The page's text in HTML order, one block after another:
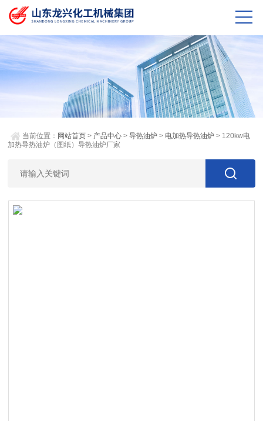
当前位置： 网站首页 > 产品中心 >导热油炉 > 电加热导热油炉 > 120kw电
加热导热油炉（图纸）导热油炉厂家